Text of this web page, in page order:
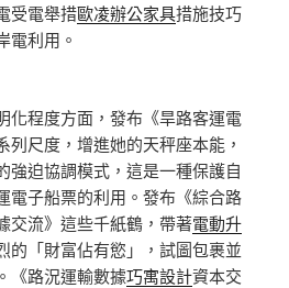
受電舉措歐凌辦公家具措施技巧
電利用。
程度方面，發布《旱路客運電
列尺度，增進她的天秤座本能，
強迫協調模式，這是一種保護自
電子船票的利用。發布《綜合路
交流》這些千紙鶴，帶著電動升
的「財富佔有慾」，試圖包裹並
《路況運輸數據巧寓設計資本交